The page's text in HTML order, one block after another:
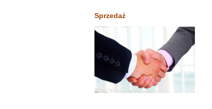
Sprzedaż